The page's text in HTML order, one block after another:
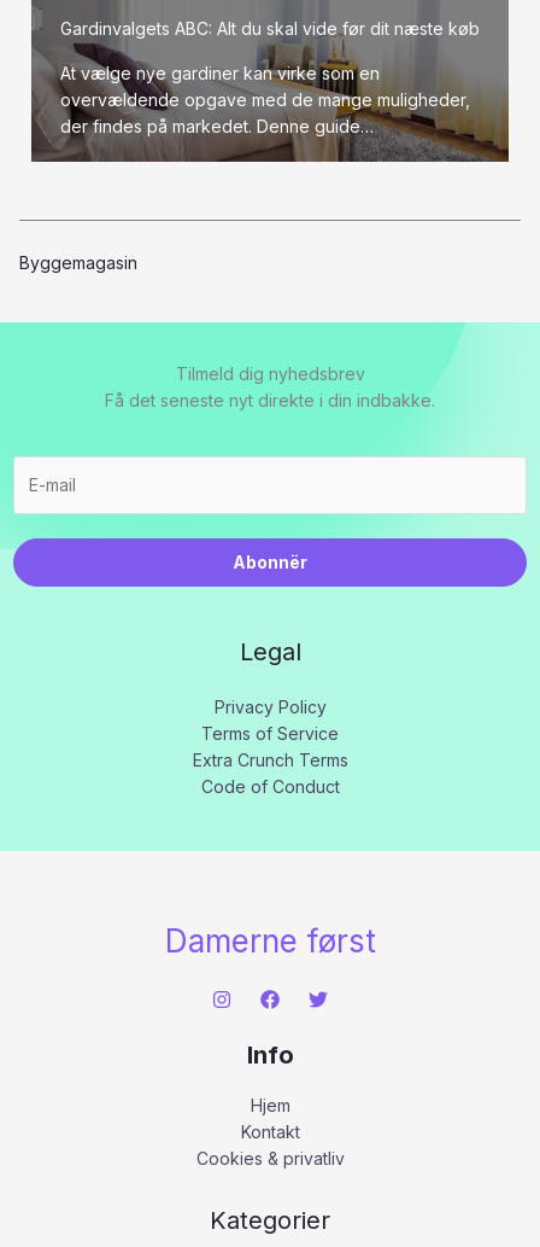
Gardinvalgets ABC: Alt du skal vide før dit næste køb
At vælge nye gardiner kan virke som en
overvældende opgave med de mange muligheder,
der findes på markedet. Denne guide…
Byggemagasin
Tilmeld dig nyhedsbrev
Få det seneste nyt direkte i din indbakke.
Abonnër
Legal
Privacy Policy
Terms of Service
Extra Crunch Terms
Code of Conduct
Damerne først
Info
Hjem
Kontakt
Cookies & privatliv
Kategorier